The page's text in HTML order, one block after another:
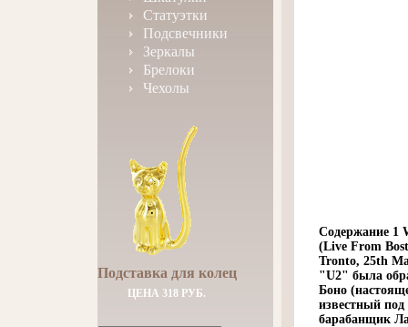
Статуэтки
Подсвечники
Зеркалы
Брелоки
Чехолы
Подставка для колец
ЦЕНА 318 РУБ.
Содержание 1
(Live From
Tronto, 25th
"U2" была
Боно
известный
барабанщик